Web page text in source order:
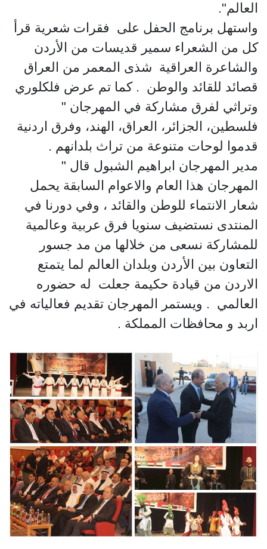
العالم".
واستهل برنامج الحفل على فقرات شعرية قرأ
كل من الشعراء سمير قديسات من الأردن
والشاعرة العراقية شذى المعمر من العراق
قصائد للقائد والوطن . كما تم عرض فلكلوري
وتراثي لفرق مشاركة في المهرجان "
فلسطين، الجزائر، العراق، الهند، وفرق اردنية
قدموا لوحات متنوعة من تراث بلدانهم .
مدير المهرجان ابراهيم الشبول قال "
المهرجان هذا العام والاعوام السابقة يحمل
شعار الانتماء للوطن والقائد ، وفي دورنا في
المنتدى نستضيف سنويا فرق عربية وعالمية
للمشاركة نسعى من خلالها من مد جسور
التعاون بين الأردن وبلدان العالم لما يتمتع
الاردن من قيادة حكيمة جعلت له حضوره
العالمي . ويستمر المهرجان تقديم فعالياته في
اربد و محافظات المملكة .